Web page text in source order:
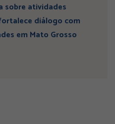
sobre atividades
diálogo com
em Mato Grosso